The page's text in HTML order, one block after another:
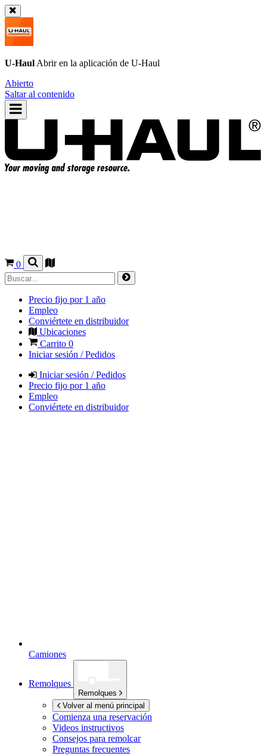
U-Haul Abrir en la aplicación de U-Haul
Abierto
Saltar al contenido
0
Precio fijo por 1 año
Empleo
Conviértete en distribuidor
Ubicaciones
Carrito 0
Iniciar sesión / Pedidos
Iniciar sesión / Pedidos
Precio fijo por 1 año
Empleo
Conviértete en distribuidor
Camiones
Remolques
Remolques
Volver al menú principal
Comienza una reservación
Videos instructivos
Consejos para remolcar
Preguntas frecuentes